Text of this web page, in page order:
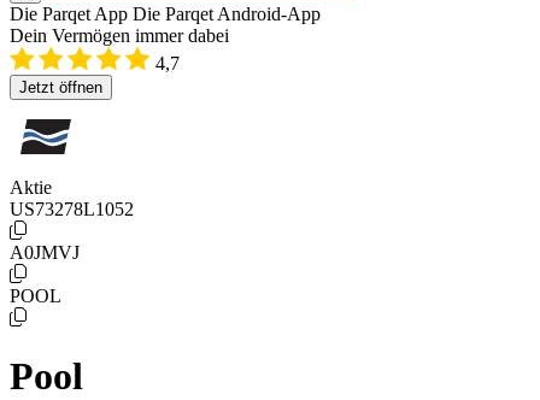
Die Parqet App Die Parqet Android-App
Dein Vermögen immer dabei
4,7
Jetzt öffnen
Aktie
US73278L1052
A0JMVJ
POOL
Pool